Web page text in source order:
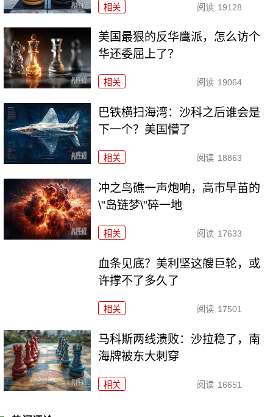
相关 阅读 19128
美国最狠的反华鹰派，怎么访个
华还委屈上了？
相关 阅读 19064
巴铁横扫海湾：沙科之后谁会是
下一个？美国懵了
相关 阅读 18863
冲之鸟礁一声炮响，高市早苗的
\"岛链梦\"碎一地
相关 阅读 17633
血条见底？美利坚这艘巨轮，或
许撑不了多久了
相关 阅读 17501
马科斯两线溃败：沙拉稳了，南
海牌被东大刺穿
相关 阅读 16651